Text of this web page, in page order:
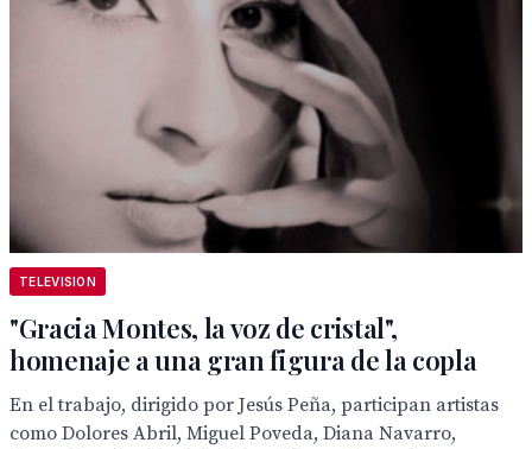
TELEVISION
"Gracia Montes, la voz de cristal",
homenaje a una gran figura de la copla
En el trabajo, dirigido por Jesús Peña, participan artistas
como Dolores Abril, Miguel Poveda, Diana Navarro,